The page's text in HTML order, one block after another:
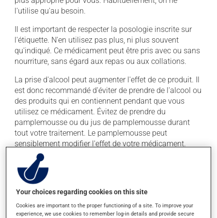
l'utilise qu'au besoin.
Il est important de respecter la posologie inscrite sur
l'étiquette. N'en utilisez pas plus, ni plus souvent
qu'indiqué. Ce médicament peut être pris avec ou sans
nourriture, sans égard aux repas ou aux collations.
La prise d'alcool peut augmenter l'effet de ce produit. Il
est donc recommandé d'éviter de prendre de l'alcool ou
des produits qui en contiennent pendant que vous
utilisez ce médicament. Évitez de prendre du
pamplemousse ou du jus de pamplemousse durant
tout votre traitement. Le pamplemousse peut
sensiblement modifier l'effet de votre médicament.
Effets indésirables
En plus de ses effets recherchés, ce produit peut à
secondaires), notamment :
Your choices regarding cookies on this site
Cookies are important to the proper functioning of a site. To improve your
experience, we use cookies to remember log-in details and provide secure